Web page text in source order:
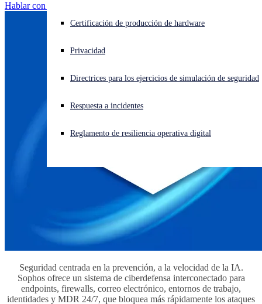
¿Está sufriendo un ciberataque? Obtenga ayuda ahora mismo
Open language switcher
Certificación de producción de hardware
Privacidad
Directrices para los ejercicios de simulación de seguridad
Respuesta a incidentes
Reglamento de resiliencia operativa digital
Hablar con un experto en MDR
Seguridad centrada en la prevención, a la velocidad de la IA.
Sophos ofrece un sistema de ciberdefensa interconectado para
endpoints, firewalls, correo electrónico, entornos de trabajo,
identidades y MDR 24/7, que bloquea más rápidamente los ataques